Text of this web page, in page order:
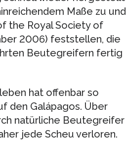
Maße zu und
the Royal Society of
2006) feststellen, die
Beutegreifern fertig
hat offenbar so
den Galápagos. Über
natürliche Beutegreifer
jede Scheu verloren.